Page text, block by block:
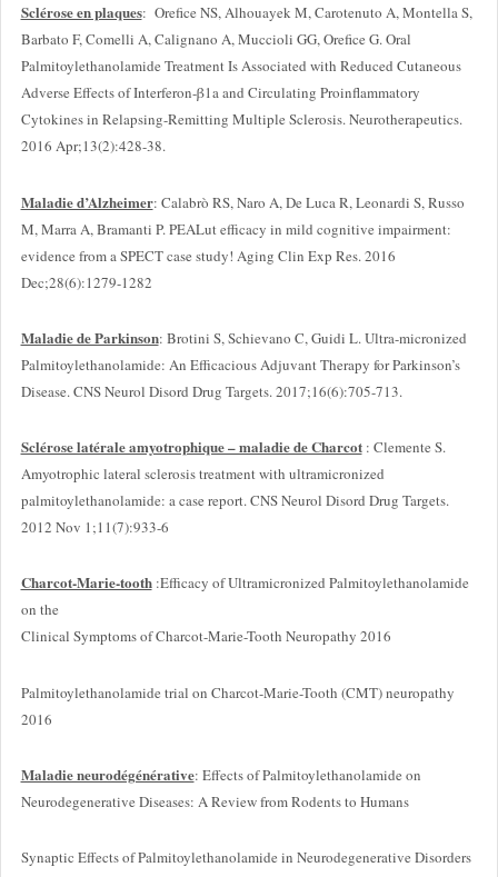
Sclérose en plaques: Orefice NS, Alhouayek M, Carotenuto A, Montella S,
Barbato F, Comelli A, Calignano A, Muccioli GG, Orefice G. Oral
Palmitoylethanolamide Treatment Is Associated with Reduced Cutaneous
Adverse Effects of Interferon-β1a and Circulating Proinflammatory
Cytokines in Relapsing-Remitting Multiple Sclerosis. Neurotherapeutics.
2016 Apr;13(2):428-38.
Maladie d’Alzheimer: Calabrò RS, Naro A, De Luca R, Leonardi S, Russo
M, Marra A, Bramanti P. PEALut efficacy in mild cognitive impairment:
evidence from a SPECT case study! Aging Clin Exp Res. 2016
Dec;28(6):1279-1282
Maladie de Parkinson: Brotini S, Schievano C, Guidi L. Ultra-micronized
Palmitoylethanolamide: An Efficacious Adjuvant Therapy for Parkinson’s
Disease. CNS Neurol Disord Drug Targets. 2017;16(6):705-713.
Sclérose latérale amyotrophique – maladie de Charcot: Clemente S.
Amyotrophic lateral sclerosis treatment with ultramicronized
palmitoylethanolamide: a case report. CNS Neurol Disord Drug Targets.
2012 Nov 1;11(7):933-6
Charcot-Marie-tooth:Efficacy of Ultramicronized Palmitoylethanolamide
on the
Clinical Symptoms of Charcot-Marie-Tooth Neuropathy 2016
Palmitoylethanolamide trial on Charcot-Marie-Tooth (CMT) neuropathy
2016
Maladie neurodégénérative: Effects of Palmitoylethanolamide on
Neurodegenerative Diseases: A Review from Rodents to Humans
Synaptic Effects of Palmitoylethanolamide in Neurodegenerative Disorders